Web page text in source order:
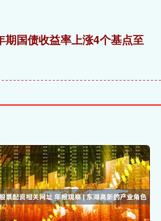
国债收益率上涨4个基点至